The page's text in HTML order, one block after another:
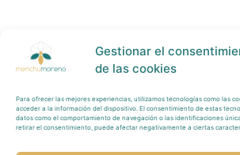
Gestionar el
de las cookies
Para ofrecer las mejores experiencias, utilizamos tecnologías como las
acceder a la información del dispositivo. El consentimiento de estas
datos como el comportamiento de navegación o las identificaciones
retirar el consentimiento, puede afectar negativamente a ciertas
Política Privacidad